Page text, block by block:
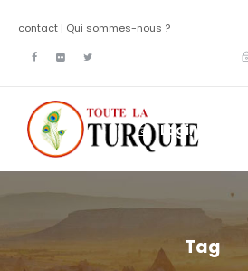
contact | Qui sommes-nous ?
Login
Tag